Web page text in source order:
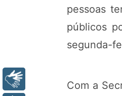
pessoas
públicos
segunda-
Com a